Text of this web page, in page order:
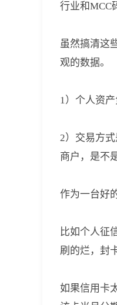
行业和MCC
虽然搞清这
观的数据。
1）个人资
2）交易方
商户，是不
作为一台好
比如个人征
刷的烂，封
如果信用卡